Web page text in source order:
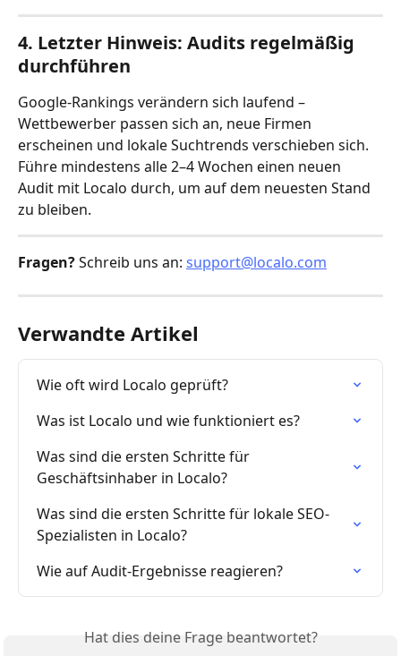
4. Letzter Hinweis: Audits regelmäßig
durchführen
Google-Rankings verändern sich laufend –
Wettbewerber passen sich an, neue Firmen
erscheinen und lokale Suchtrends verschieben sich.
Führe mindestens alle 2–4 Wochen einen neuen
Audit mit Localo durch, um auf dem neuesten Stand
zu bleiben.
Fragen? Schreib uns an: support@localo.com
Verwandte Artikel
Wie oft wird Localo geprüft?
Was ist Localo und wie funktioniert es?
Was sind die ersten Schritte für
Geschäftsinhaber in Localo?
Was sind die ersten Schritte für lokale SEO-
Spezialisten in Localo?
Wie auf Audit-Ergebnisse reagieren?
Hat dies deine Frage beantwortet?